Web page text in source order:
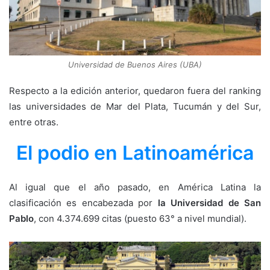
Universidad de Buenos Aires (UBA)
Respecto a la edición anterior, quedaron fuera del ranking
las universidades de Mar del Plata, Tucumán y del Sur,
entre otras.
El podio en Latinoamérica
Al igual que el año pasado, en América Latina la
clasificación es encabezada por la Universidad de San
Pablo, con 4.374.699 citas (puesto 63° a nivel mundial).